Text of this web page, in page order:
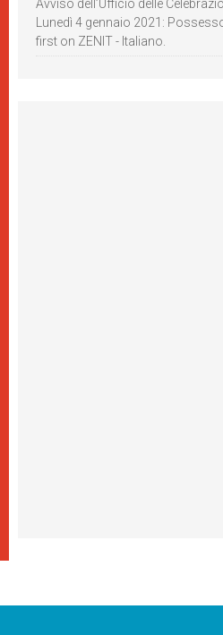
Avviso dell’Ufficio delle
Lunedì 4 gennaio 2021:
first on ZENIT - Italiano.